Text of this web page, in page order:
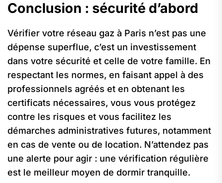
Conclusion : sécurité d’abord
Vérifier votre réseau gaz à Paris n’est pas une
dépense superflue, c’est un investissement
dans votre sécurité et celle de votre famille. En
respectant les normes, en faisant appel à des
professionnels agréés et en obtenant les
certificats nécessaires, vous vous protégez
contre les risques et vous facilitez les
démarches administratives futures, notamment
en cas de vente ou de location. N’attendez pas
une alerte pour agir : une vérification régulière
est le meilleur moyen de dormir tranquille.